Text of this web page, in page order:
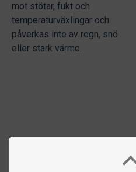
mot stötar, fukt och
temperaturväxlingar och
påverkas inte av regn, snö
eller stark värme.